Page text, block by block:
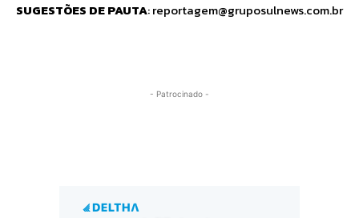
SUGESTÕES DE PAUTA:reportagem@gruposulnews.com.br
- Patrocinado -